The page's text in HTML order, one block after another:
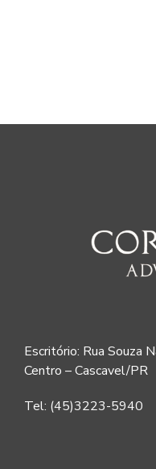
Escritório: Rua Souza
Centro – Cascavel/PR
Tel: (45)3223-5940